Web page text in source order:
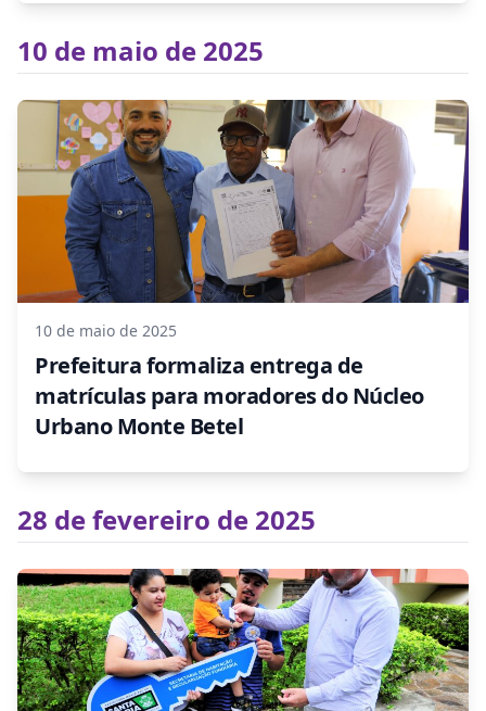
10 de maio de 2025
10 de maio de 2025
Prefeitura formaliza entrega de
matrículas para moradores do Núcleo
Urbano Monte Betel
28 de fevereiro de 2025